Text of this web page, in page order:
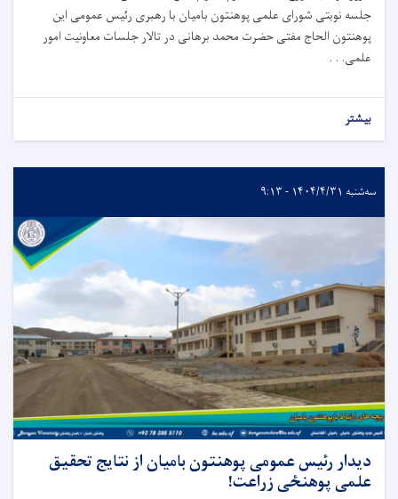
جلسه نوبتی شورای علمی پوهنتون بامیان با رهبری رئیس عمومی این
پوهنتون الحاج مفتی حضرت محمد برهانی در تالار جلسات معاونیت امور
علمی. . .
بیشتر
سه‌شنبه ۱۴۰۴/۴/۳۱ - ۹:۱۳
دیدار رئیس عمومی پوهنتون بامیان از نتایج تحقیق
علمی پوهنځی زراعت!